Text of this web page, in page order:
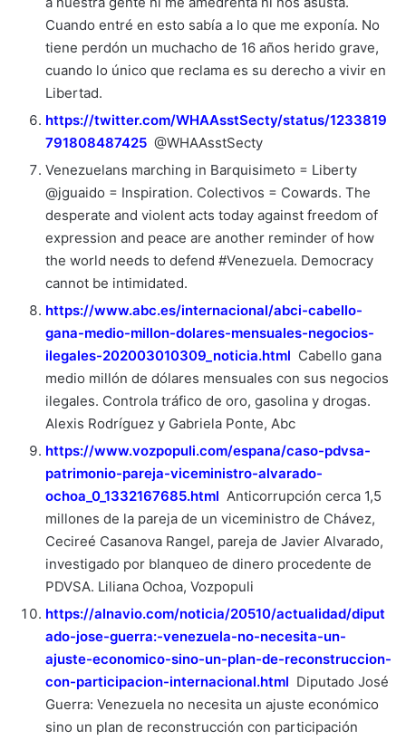
Cuando entré en esto sabía a lo que me exponía. No
tiene perdón un muchacho de 16 años herido grave,
cuando lo único que reclama es su derecho a vivir en
Libertad.
https://twitter.com/WHAAsstSecty/status/1233819
791808487425 @WHAAsstSecty
Venezuelans marching in Barquisimeto = Liberty
@jguaido = Inspiration. Colectivos = Cowards. The
desperate and violent acts today against freedom of
expression and peace are another reminder of how
the world needs to defend #Venezuela. Democracy
cannot be intimidated.
https://www.abc.es/internacional/abci-cabello-
gana-medio-millon-dolares-mensuales-negocios-
ilegales-202003010309_noticia.html Cabello gana
medio millón de dólares mensuales con sus negocios
ilegales. Controla tráfico de oro, gasolina y drogas.
Alexis Rodríguez y Gabriela Ponte, Abc
https://www.vozpopuli.com/espana/caso-pdvsa-
patrimonio-pareja-viceministro-alvarado-
ochoa_0_1332167685.html Anticorrupción cerca 1,5
millones de la pareja de un viceministro de Chávez,
Cecireé Casanova Rangel, pareja de Javier Alvarado,
investigado por blanqueo de dinero procedente de
PDVSA. Liliana Ochoa, Vozpopuli
https://alnavio.com/noticia/20510/actualidad/diput
ado-jose-guerra:-venezuela-no-necesita-un-
ajuste-economico-sino-un-plan-de-reconstruccion-
con-participacion-internacional.html Diputado José
Guerra: Venezuela no necesita un ajuste económico
sino un plan de reconstrucción con participación